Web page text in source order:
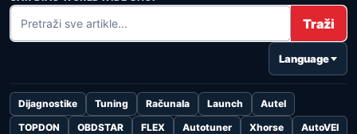
Traži
Language
Dijagnostike Tuning Računala Launch
Autel
TOPDON
OBDSTAR FLEX Autotuner Xhorse AutoVEI